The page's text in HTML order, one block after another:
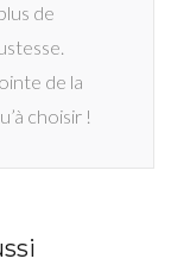
de
de la
choisir !